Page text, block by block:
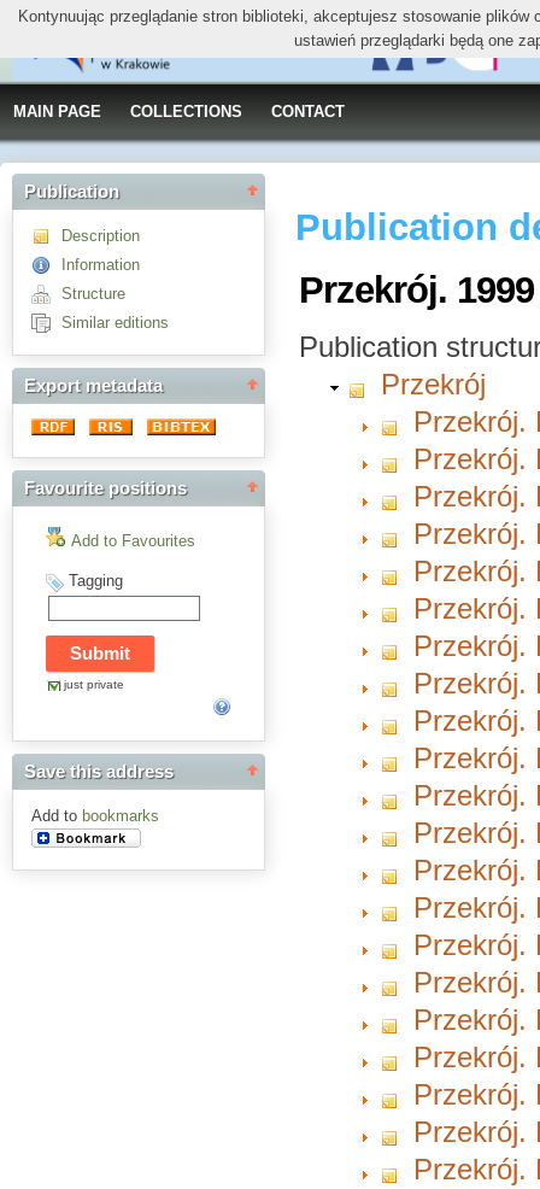
MAIN PAGE COLLECTIONS CONTACT
Publication
Description
Information
Structure
Similar editions
Export metadata
Favourite positions
Add to Favourites
Tagging
just private
Save this address
Add to bookmarks
Publication
Przekrój.
Publication
Przekrój
Przekrój.
Przekrój.
Przekrój.
Przekrój.
Przekrój.
Przekrój.
Przekrój.
Przekrój.
Przekrój.
Przekrój.
Przekrój.
Przekrój.
Przekrój.
Przekrój.
Przekrój.
Przekrój.
Przekrój.
Przekrój.
Przekrój.
Przekrój.
Przekrój.
Kontynuując przeglądanie stron biblioteki, akceptujesz stosowanie
ustawień przeglądarki będą one